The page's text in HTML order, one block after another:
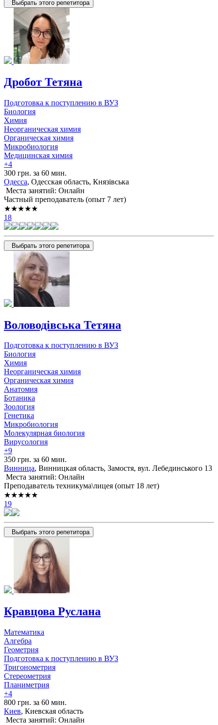
Выбрать этого репетитора
Дробот Тетяна
Подготовка к поступлению в ВУЗ
Биология
Химия
Неорганическая химия
Органическая химия
Микробиология
Медицинская химия
+4
300 грн. за 60 мин.
Одесса, Одесская область, Князівська
Места занятий: Онлайн
Частный преподаватель (опыт 7 лет)
★★★★★
18
Выбрать этого репетитора
Воловодівська Тетяна
Подготовка к поступлению в ВУЗ
Биология
Химия
Неорганическая химия
Органическая химия
Анатомия
Ботаника
Зоология
Генетика
Микробиология
Молекулярная биология
Вирусология
+9
350 грн. за 60 мин.
Винница, Винницкая область, Замостя, вул. Лебединського 13
Места занятий: Онлайн
Преподаватель техникума\лицея (опыт 18 лет)
★★★★★
19
Выбрать этого репетитора
Кравцова Руслана
Математика
Алгебра
Геометрия
Подготовка к поступлению в ВУЗ
Тригонометрия
Стереометрия
Планиметрия
+4
800 грн. за 60 мин.
Киев, Киевская область
Места занятий: Онлайн